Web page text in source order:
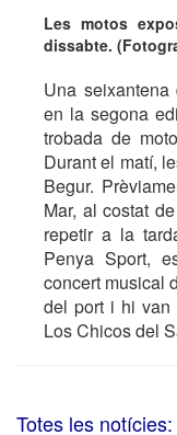
Les motos
dissabte.
Una
en la segona
trobada de
Durant el matí,
Begur.
Mar, al costat
repetir a la
Penya Sport,
concert musical
del port i hi van
Los Chicos del
Totes les notícies: